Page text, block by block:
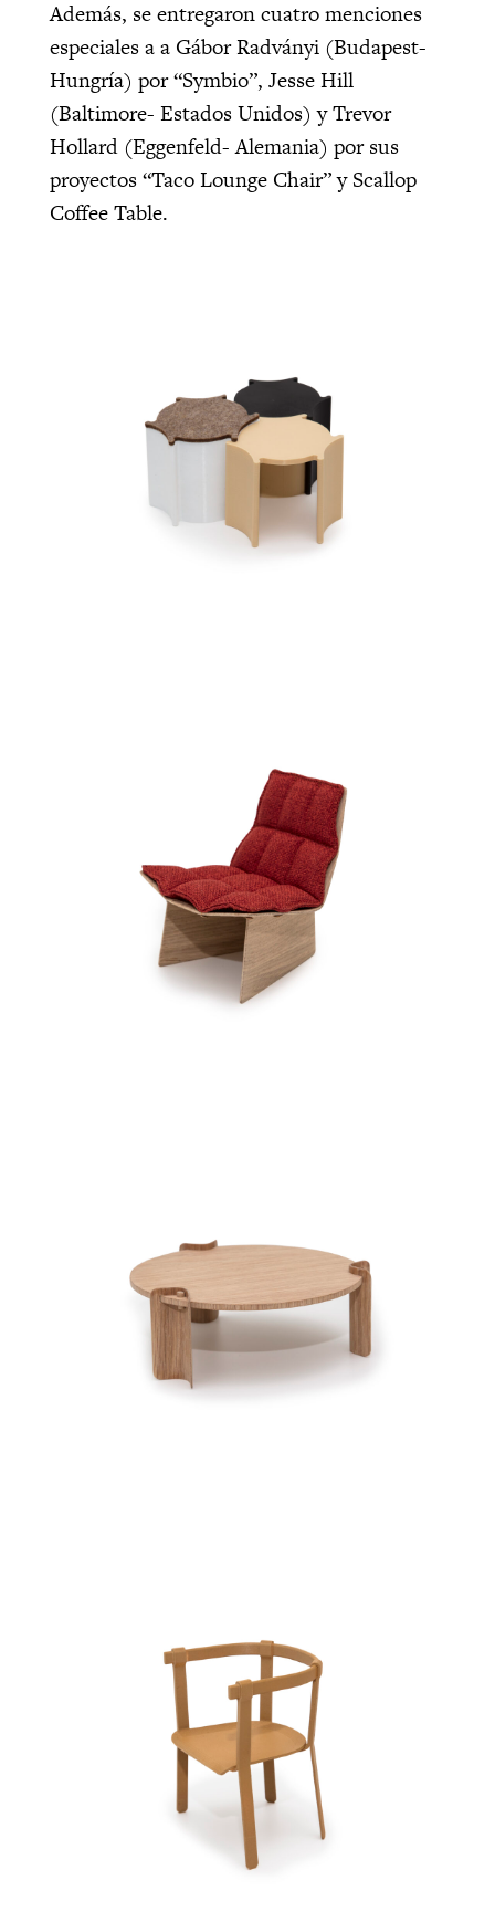
Además, se entregaron cuatro menciones
especiales a a Gábor Radványi (Budapest-
Hungría) por “Symbio”, Jesse Hill
(Baltimore- Estados Unidos) y Trevor
Hollard (Eggenfeld- Alemania) por sus
proyectos “Taco Lounge Chair” y Scallop
Coffee Table.